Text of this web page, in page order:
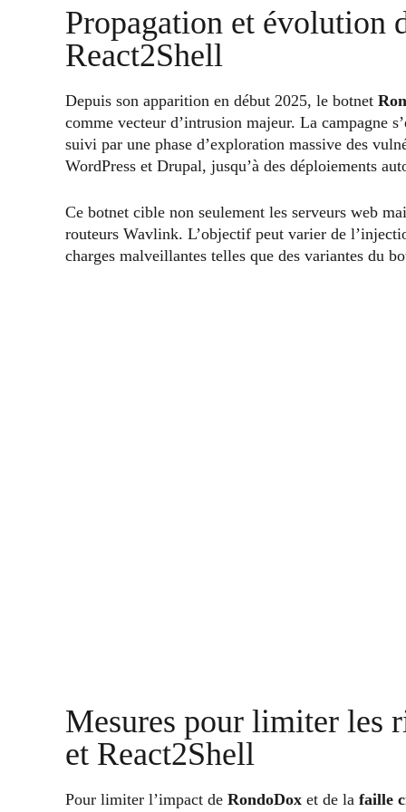
Propagation et évolution
React2Shell
Depuis son apparition en début 2025, le botnet
comme vecteur d’intrusion majeur. La campagne
suivi par une phase d’exploration massive des
WordPress et Drupal, jusqu’à des déploiements
Ce botnet cible non seulement les serveurs web
routeurs Wavlink. L’objectif peut varier de
charges malveillantes telles que des variantes du
Mesures pour limiter les
et React2Shell
Pour limiter l’impact de RondoDox et de la faille